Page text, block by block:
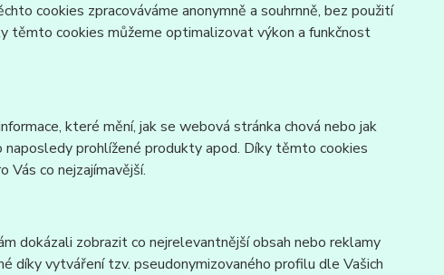
cookies zpracováváme anonymně a souhrnně, bez použití
těmto cookies můžeme optimalizovat výkon a funkčnost
které mění, jak se webová stránka chová nebo jak
naposledy prohlížené produkty apod. Díky těmto cookies
Vás co nejzajímavější.
dokázali zobrazit co nejrelevantnější obsah nebo reklamy
díky vytváření tzv. pseudonymizovaného profilu dle Vašich